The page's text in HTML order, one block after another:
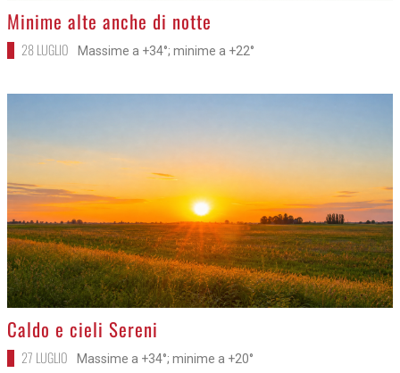
>Minime alte anche di notte
28 LUGLIO Massime a +34°; minime a +22°
>
Caldo e cieli Sereni
27 LUGLIO Massime a +34°; minime a +20°